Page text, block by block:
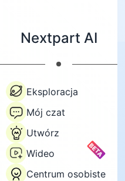
Nextpart AI
Eksploracja
Mój czat
Utwórz
Wideo
BETA
Centrum osobiste